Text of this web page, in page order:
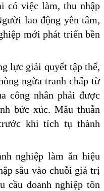
có việc làm, thu nhập
lao động yên tâm,
mới phát triển bền
lực giải quyết tập thể,
ngừa tranh chấp từ
công nhân phải được
bức xúc. Mâu thuẫn
khi tích tụ thành
nghiệp làm ăn hiệu
sâu vào chuỗi giá trị
cầu doanh nghiệp tôn